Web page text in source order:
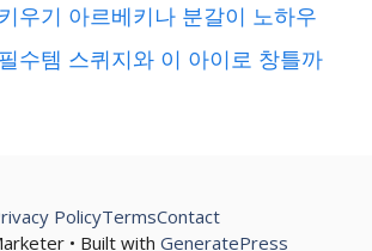
우기 아르베키나 분갈이 노하우
수템 스퀴지와 이 아이로 창틀까
• Built with GeneratePress
PolicyTermsContact